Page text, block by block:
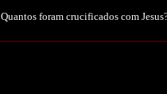
Quantos foram crucificados com